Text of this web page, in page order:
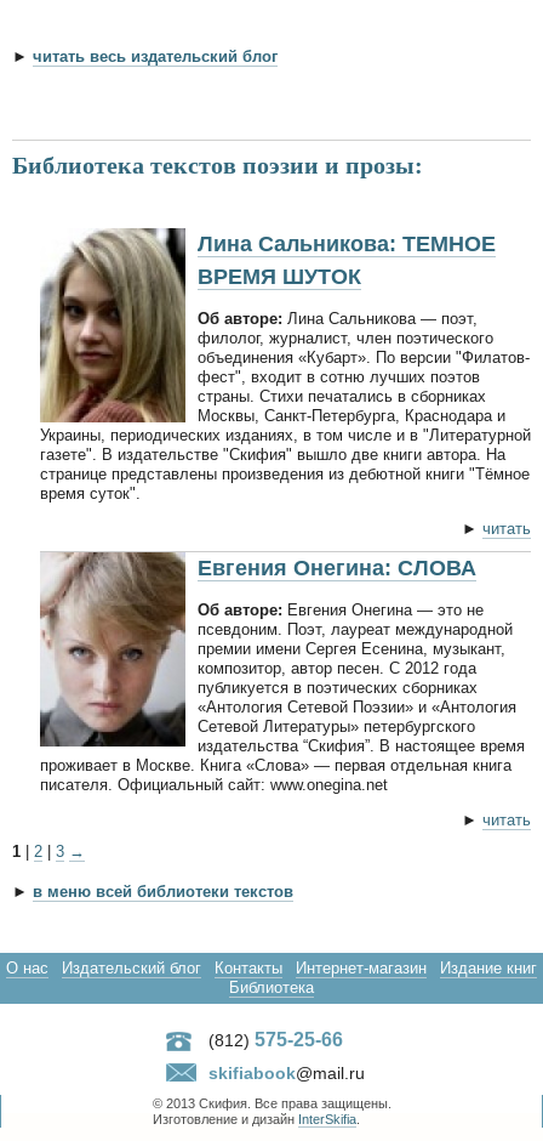
► читать весь издательский блог
Библиотека текстов поэзии и прозы:
Лина Сальникова: ТЕМНОЕ
ВРЕМЯ ШУТОК
Об авторе: Лина Сальникова — поэт,
филолог, журналист, член поэтического
объединения «Кубарт». По версии "Филатов-
фест", входит в сотню лучших поэтов
страны. Стихи печатались в сборниках
Москвы, Санкт-Петербурга, Краснодара и
Украины, периодических изданиях, в том числе и в "Литературной
газете". В издательстве "Скифия" вышло две книги автора. На
странице представлены произведения из дебютной книги "Тёмное
время суток".
► читать
Евгения Онегина: СЛОВА
Об авторе: Евгения Онегина — это не
псевдоним. Поэт, лауреат международной
премии имени Сергея Есенина, музыкант,
композитор, автор песен. С 2012 года
публикуется в поэтических сборниках
«Антология Сетевой Поэзии» и «Антология
Сетевой Литературы» петербургского
издательства “Скифия”. В настоящее время
проживает в Москве. Книга «Слова» — первая отдельная книга
писателя. Официальный сайт: www.onegina.net
► читать
1 | 2 | 3 →
► в меню всей библиотеки текстов
О нас Издательский блог Контакты Интернет-магазин
Издание книг
Библиотека
(812) 575-25-66
skifiabook@mail.ru
© 2013 Скифия. Все права защищены.
Изготовление и дизайн InterSkifia.